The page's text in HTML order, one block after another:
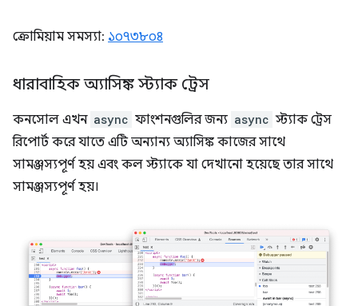
ক্রোমিয়াম সমস্যা: ১০৭৩৮০৪
ধারাবাহিক অ্যাসিঙ্ক স্ট্যাক ট্রেস
কনসোল এখন async ফাংশনগুলির জন্য async স্ট্যাক ট্রেস
রিপোর্ট করে যাতে এটি অন্যান্য অ্যাসিঙ্ক কাজের সাথে
সামঞ্জস্যপূর্ণ হয় এবং কল স্ট্যাকে যা দেখানো হয়েছে তার সাথে
সামঞ্জস্যপূর্ণ হয়।